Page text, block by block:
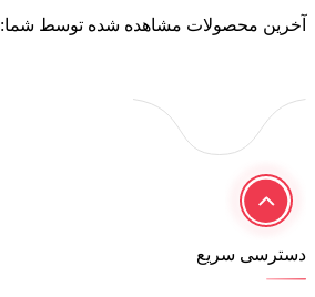
آخرین محصولات مشاهده شده توسط شما:
دسترسی سریع